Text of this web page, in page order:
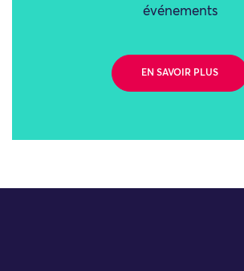
événements
EN SAVOIR PLUS